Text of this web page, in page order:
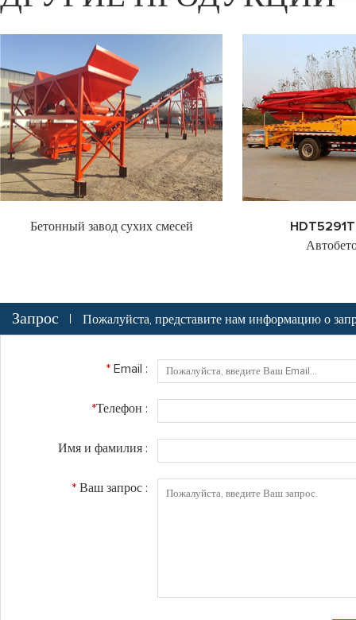
завод сухих смесей
HDT5291THB-
Автобетононасос
Запрос Пожалуйста, представите нам информацию о
* Email :
*Телефон :
Имя и фамилия :
* Ваш запрос :